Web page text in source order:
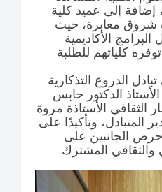
إضافة إلى عميد كلية
شروق معابرة، حيث
الأكاديمية
الدروع التذكارية
الدكتور حابس
الثقافي الأستاذة مروة
المتبادل، وتأكيدًا على
الجانبين على